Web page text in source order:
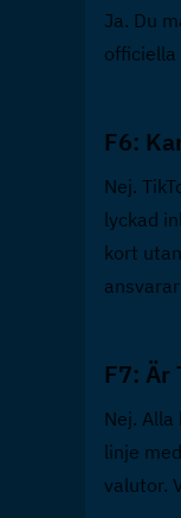
Ja. Du
F6:
Nej.
lyckad
kort
F7: Är
Nej.
linje
valutor.